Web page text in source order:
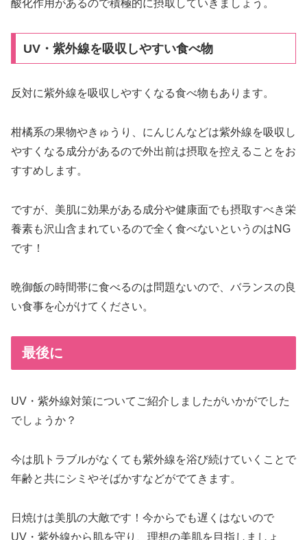
酸化作用があるので積極的に摂取していきましょう。
UV・紫外線を吸収しやすい食べ物
反対に紫外線を吸収しやすくなる食べ物もあります。
柑橘系の果物やきゅうり、にんじんなどは紫外線を吸収し
やすくなる成分があるので外出前は摂取を控えることをお
すすめします。
ですが、美肌に効果がある成分や健康面でも摂取すべき栄
養素も沢山含まれているので全く食べないというのはNG
です！
晩御飯の時間帯に食べるのは問題ないので、バランスの良
い食事を心がけてください。
最後に
UV・紫外線対策についてご紹介しましたがいかがでした
でしょうか？
今は肌トラブルがなくても紫外線を浴び続けていくことで
年齢と共にシミやそばかすなどがでてきます。
日焼けは美肌の大敵です！今からでも遅くはないので
UV・紫外線から肌を守り、理想の美肌を目指しましょ